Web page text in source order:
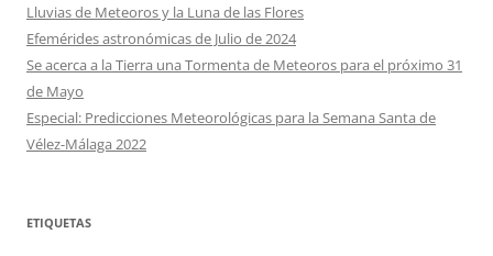
Lluvias de Meteoros y la Luna de las Flores
Efemérides astronómicas de Julio de 2024
Se acerca a la Tierra una Tormenta de Meteoros para el próximo 31
de Mayo
Especial: Predicciones Meteorológicas para la Semana Santa de
Vélez-Málaga 2022
ETIQUETAS